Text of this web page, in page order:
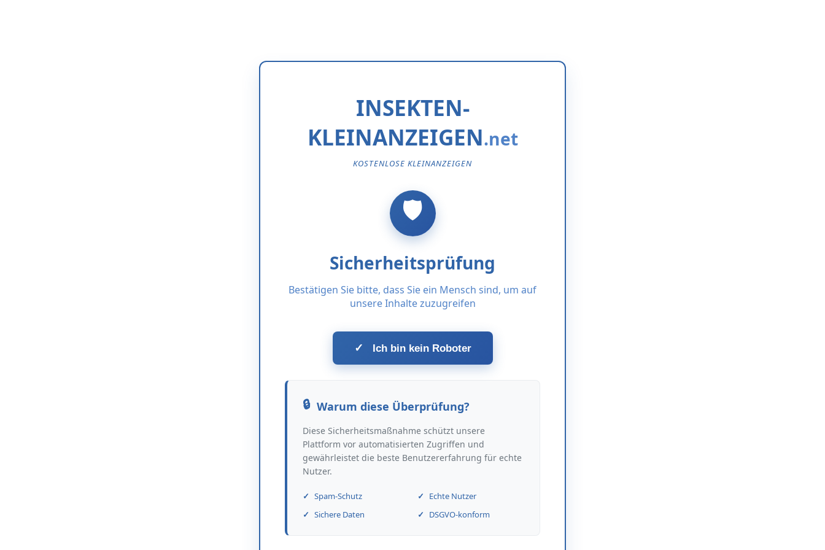
INSEKTEN-
KLEINANZEIGEN
KOSTENLOSE KLEINANZEIGEN
Sicherheitsprüfung
Bestätigen Sie bitte, dass Sie ein Mensch sind, um auf
unsere Inhalte zuzugreifen
✓ Ich bin kein Roboter
Warum diese Überprüfung?
Diese Sicherheitsmaßnahme schützt unsere
Plattform vor automatisierten Zugriffen und
gewährleistet die beste Benutzererfahrung für echte
Nutzer.
Spam-Schutz
Echte Nutzer
Sichere Daten
DSGVO-konform